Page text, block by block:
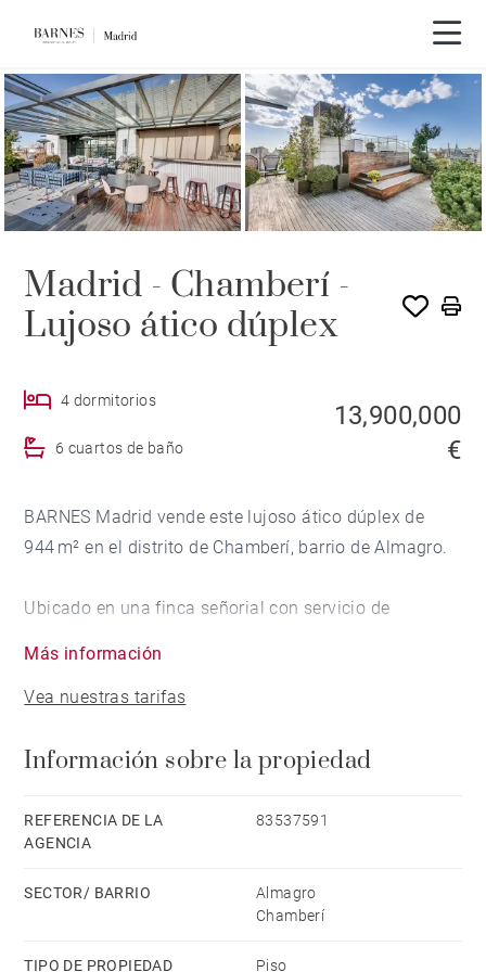
Madrid - Chamberí -
Lujoso ático dúplex
4 dormitorios
6 cuartos de baño
13,900,000
€
BARNES Madrid vende este lujoso ático dúplex de
944 m² en el distrito de Chamberí, barrio de Almagro.
Ubicado en una finca señorial con servicio de
esquina, destaca por su luminosidad y sus
Desde el hall de entrada se accede a un amplio salón
dividido en varios ambientes, ideal para el día a día y
para recibir invitados con elegancia. El comedor, de
Más información
Vea nuestras tarifas
Información sobre la propiedad
REFERENCIA DE LA
AGENCIA
83537591
SECTOR/ BARRIO
Almagro
Chamberí
TIPO DE PROPIEDAD Piso